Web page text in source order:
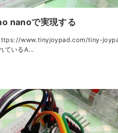
nanoで実現する
www.tinyjoypad.com/tiny-
ているA…